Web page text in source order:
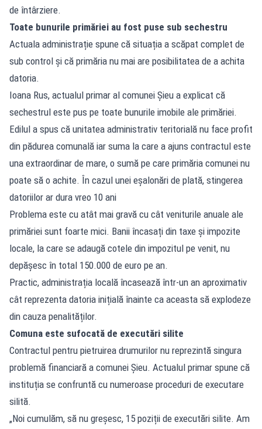
de întârziere.
Toate bunurile primăriei au fost puse sub sechestru
Actuala administrație spune că situația a scăpat complet de
sub control și că primăria nu mai are posibilitatea de a achita
datoria.
Ioana Rus, actualul primar al comunei Șieu a explicat că
sechestrul este pus pe toate bunurile imobile ale primăriei.
Edilul a spus că unitatea administrativ teritorială nu face profit
din pădurea comunală iar suma la care a ajuns contractul este
una extraordinar de mare, o sumă pe care primăria comunei nu
poate să o achite. În cazul unei eșalonări de plată, stingerea
datoriilor ar dura vreo 10 ani
Problema este cu atât mai gravă cu cât veniturile anuale ale
primăriei sunt foarte mici. Banii încasați din taxe și impozite
locale, la care se adaugă cotele din impozitul pe venit, nu
depășesc în total 150.000 de euro pe an.
Practic, administrația locală încasează într-un an aproximativ
cât reprezenta datoria inițială înainte ca aceasta să explodeze
din cauza penalităților.
Comuna este sufocată de executări silite
Contractul pentru pietruirea drumurilor nu reprezintă singura
problemă financiară a comunei Șieu. Actualul primar spune că
instituția se confruntă cu numeroase proceduri de executare
silită.
„Noi cumulăm, să nu greșesc, 15 poziții de executări silite. Am